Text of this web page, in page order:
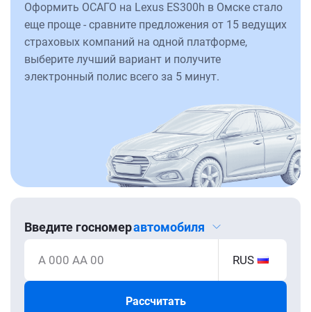
Оформить ОСАГО на Lexus ES300h в Омске стало
еще проще - сравните предложения от 15 ведущих
страховых компаний на одной платформе,
выберите лучший вариант и получите
электронный полис всего за 5 минут.
Введите госномеравтомобиля
А 000 АА 00 RUS
Рассчитать